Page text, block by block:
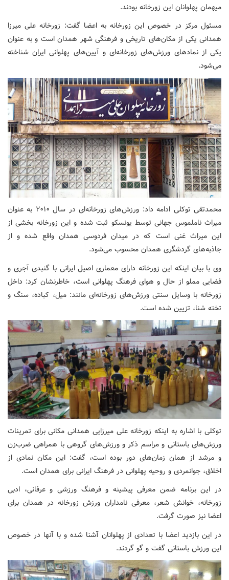
میهمان پهلوانان این زورخانه بودند.
مسئول مرکز در خصوص این زورخانه به اعضا گفت: زورخانه علی میرزا
همدانی یکی از مکان‌های تاریخی و فرهنگی شهر همدان است و به عنوان
یکی از نمادهای ورزش‌های زورخانه‌ای و آیین‌های پهلوانی ایران شناخته
می‌شود.
محمدتقی توکلی ادامه داد: ورزش‌های زورخانه‌ای در سال ۲۰۱۰ به عنوان
میراث ناملموس جهانی توسط یونسکو ثبت شده و این زورخانه بخشی از
این میراث غنی است که در میدان فردوسی همدان واقع شده و از
جاذبه‌های گردشگری همدان محسوب می‌شود.
وی با بیان اینکه این زورخانه دارای معماری اصیل ایرانی با گنبدی آجری و
فضایی مملو از حال و هوای فرهنگ پهلوانی است، خاطرنشان کرد: داخل
زورخانه با وسایل سنتی ورزش‌های زورخانه‌ای مانند: میل، کباده، سنگ و
تخته شنا، تزیین شده است.
توکلی با اشاره به اینکه زورخانه علی میرزایی همدانی مکانی برای تمرینات
ورزش‌های باستانی و مراسم ذکر و ورزش‌های گروهی با همراهی ضرب‌زن
و مرشد از همان زمان‌های دور بوده است، گفت: این مکان نمادی از
اخلاق، جوانمردی و روحیه پهلوانی در فرهنگ ایرانی برای همدان است.
در این برنامه ضمن معرفی پیشینه و فرهنگ ورزشی و عرفانی، ادبی
زورخانه، خوانش شعر، معرفی نامداران ورزش زورخانه در همدان برای
اعضا نیز صورت گرفت.
در این بازدید اعضا با تعدادی از پهلوانان آشنا شده و با آنها در خصوص
این ورزش باستانی گفت و گو گردند.